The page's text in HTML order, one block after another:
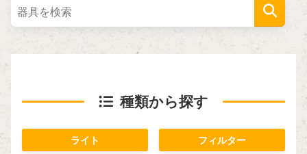
種類から探す
ライト フィルター